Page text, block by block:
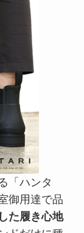
「ハンタ
御用達で品
た履き心地